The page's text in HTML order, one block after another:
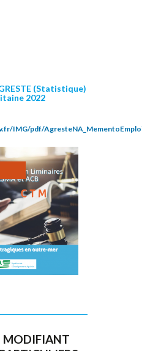
(Statistique)
2022
IMG/pdf/
MODIFIANT